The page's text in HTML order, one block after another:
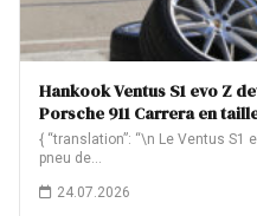
Hankook Ventus S1 evo Z
Porsche 911 Carrera en
{ “translation”: “\n Le Ventus S1
pneu de…
24.07.2026